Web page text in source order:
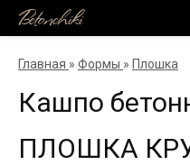
Betonchiki
Главная » Формы » Плошка
Кашпо
ПЛОШКА